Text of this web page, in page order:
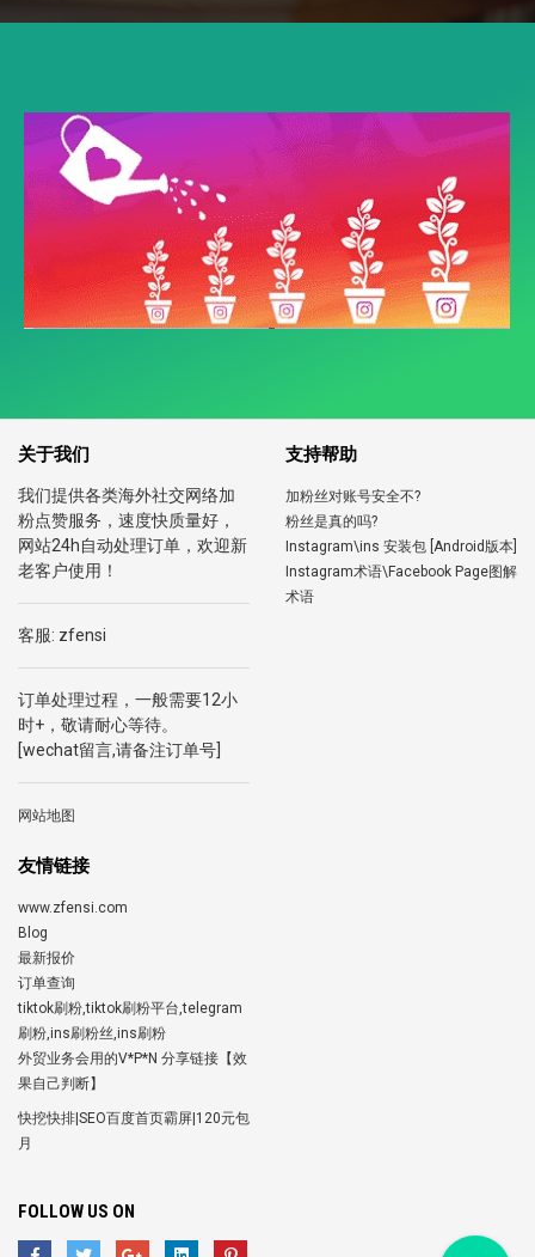
关于我们
我们提供各类海外社交网络加
粉点赞服务，速度快质量好，
网站24h自动处理订单，欢迎新
老客户使用！
客服: zfensi
订单处理过程，一般需要12小
时+，敬请耐心等待。
[wechat留言,请备注订单号]
网站地图
支持帮助
加粉丝对账号安全不?
粉丝是真的吗?
Instagram\ins 安装包 [Android版本]
Instagram术语\Facebook Page图解
术语
友情链接
www.zfensi.com
Blog
最新报价
订单查询
tiktok刷粉,tiktok刷粉平台,telegram
刷粉,ins刷粉丝,ins刷粉
外贸业务会用的V*P*N 分享链接【效
果自己判断】
快挖快排|SEO百度首页霸屏|120元包
月
FOLLOW US ON